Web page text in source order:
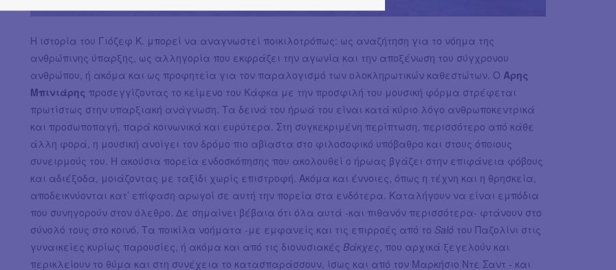
Η ιστορία του Γιόζεφ Κ. μπορεί να αναγνωστεί ποικιλοτρόπως: ως αναζήτηση για το νόημα της
ανθρώπινης ύπαρξης, ως αλληγορία που εκφράζει την αγωνία και την αποξένωση του σύγχρονου
ανθρώπου, ή ακόμα και ως προφητεία για τον παραλογισμό των ολοκληρωτικών καθεστώτων. Ο Άρης
Μπινιάρης προσεγγίζοντας το κείμενο του Κάφκα με την προσφιλή του μουσική φόρμα στρέφεται
πρωτίστως στην υπαρξιακή ανάγνωση. Τα δεινά του ήρωά του είναι κατά κύριο λόγο ανθρωποκεντρικά
και προσωποπαγή, παρά κοινωνικά και ευρύτερα. Στη συγκεκριμένη περίπτωση, περισσότερο από κάθε
άλλη φορά, η μουσική ανοίγει τον δρόμο πιο αβίαστα στο φιλοσοφικό υπόβαθρο και στους όποιους
συνειρμούς του. Η ακούσια πορεία ενδοσκόπησης που ακολουθεί ο ήρωας βγάζει στην επιφάνεια φόβους
και αδιέξοδα, μοιάζοντας με ταξίδι χωρίς επιστροφή. Ακόμα και έννοιες, όπως η τέχνη και η θρησκεία,
αποδεικνύονται κατ’ επίφαση αρωγοί σε αυτή την πορεία στα ενδότερα. Καταλήγουν να είναι εμπόδια
που συνηγορούν στον όλεθρο. Δε σημαίνει βέβαια ότι όλα αυτά -και πιθανόν περισσότερα- φτάνουν στο
σύνολό τους στο κοινό. Τα ποικίλα νοήματα -με εμφανείς και τις επιρροές από το Salό του Παζολίνι στις
γυναικείες κυρίως παρουσίες, ή ακόμα και από τις διονυσιακές Βάκχες , που αρχικά ξεγελούν και
περικλείουν το θύμα και στη συνέχεια το κατασπαράσσουν, ίσως και από τον Μαρκήσιο Ντε Σαντ - και